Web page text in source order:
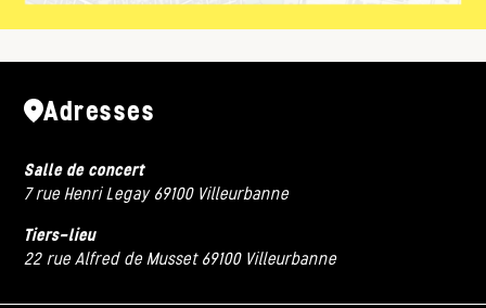
Adresses
Salle de concert
7 rue Henri Legay 69100 Villeurbanne
Tiers-lieu
22 rue Alfred de Musset 69100 Villeurbanne